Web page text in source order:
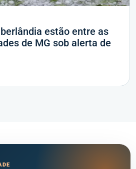
estão entre as
de MG sob alerta de